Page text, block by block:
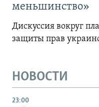
меньшинство»
Дискуссия вокруг
защиты прав
НОВОСТИ
23:00